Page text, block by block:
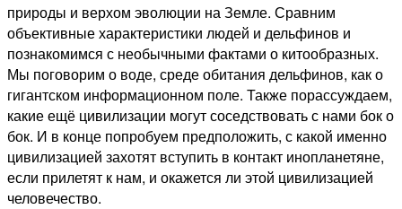
природы и верхом эволюции на Земле. Сравним
объективные характеристики людей и дельфинов и
познакомимся с необычными фактами о китообразных.
Мы поговорим о воде, среде обитания дельфинов, как о
гигантском информационном поле. Также порассуждаем,
какие ещё цивилизации могут соседствовать с нами бок о
бок. И в конце попробуем предположить, с какой именно
цивилизацией захотят вступить в контакт инопланетяне,
если прилетят к нам, и окажется ли этой цивилизацией
человечество.